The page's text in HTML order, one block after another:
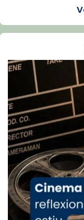
La Carmina va
dos mesos, a
Recupera
tican News
07/carmina-
espana-
Foto
View on Facebook ·
1 week ago
«Avui les